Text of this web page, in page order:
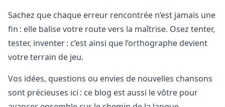
Sachez que chaque erreur rencontrée n’est jamais une
fin : elle balise votre route vers la maîtrise. Osez tenter,
tester, inventer : c’est ainsi que l’orthographe devient
votre terrain de jeu.
Vos idées, questions ou envies de nouvelles chansons
sont précieuses ici : ce blog est aussi le vôtre pour